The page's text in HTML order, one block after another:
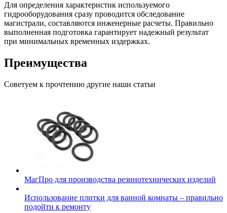
Для определения характеристик используемого
гидрооборудования сразу проводится обследование
магистрали, составляются инженерные расчеты. Правильно
выполненная подготовка гарантирует надежный результат
при минимальных временных издержках.
Преимущества
Советуем к прочтению другие наши статьи
МагПро для производства резинотехнических изделий
Использование плитки для ванной комнаты – правильно
подойти к ремонту